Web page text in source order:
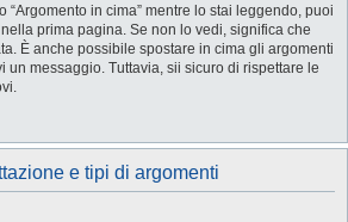
“Argomento in cima” mentre lo stai leggendo, puoi
prima pagina. Se non lo vedi, significa che
È anche possibile spostare in cima gli argomenti
un messaggio. Tuttavia, sii sicuro di rispettare le
e tipi di argomenti